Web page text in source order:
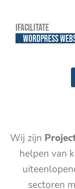
iFacilitate
WordPress
Wij zijn
helpen van
sectoren